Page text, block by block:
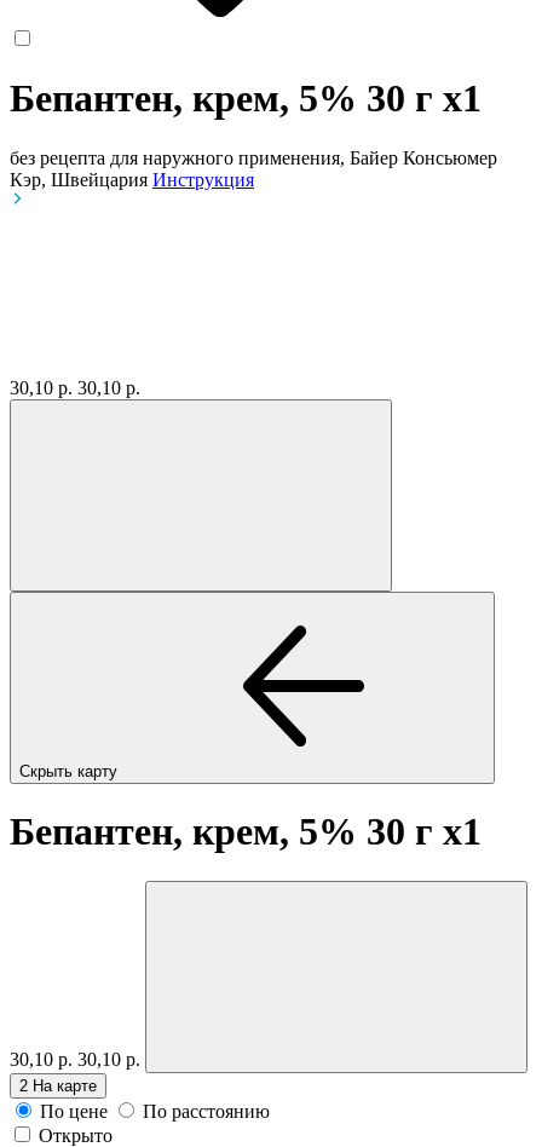
Бепантен, крем, 5% 30 г x1
без рецепта для наружного применения, Байер Консьюмер
Кэр, Швейцария Инструкция
30,10 р. 30,10 р.
Скрыть карту
Бепантен, крем, 5% 30 г x1
30,10 р. 30,10 р.
2 На карте
По цене
По расстоянию
Открыто